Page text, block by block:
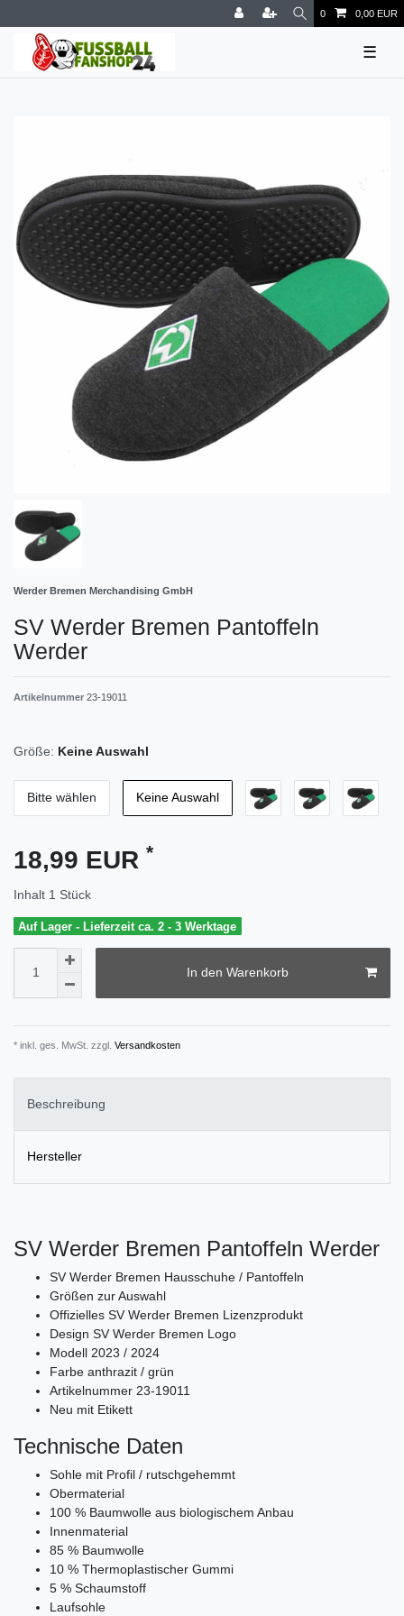
0 0,00 EUR
☰
Werder Bremen Merchandising GmbH
SV Werder Bremen Pantoffeln
Werder
Artikelnummer 23-19011
Größe: Keine Auswahl
Bitte wählen Keine Auswahl
18,99 EUR *
Inhalt 1 Stück
Auf Lager - Lieferzeit ca. 2 - 3 Werktage
In den Warenkorb
* inkl. ges. MwSt. zzgl. Versandkosten
Beschreibung
Hersteller
SV Werder Bremen Pantoffeln Werder
SV Werder Bremen Hausschuhe / Pantoffeln
Größen zur Auswahl
Offizielles SV Werder Bremen Lizenzprodukt
Design SV Werder Bremen Logo
Modell 2023 / 2024
Farbe anthrazit / grün
Artikelnummer 23-19011
Neu mit Etikett
Technische Daten
Sohle mit Profil / rutschgehemmt
Obermaterial
100 % Baumwolle aus biologischem Anbau
Innenmaterial
85 % Baumwolle
10 % Thermoplastischer Gummi
5 % Schaumstoff
Laufsohle